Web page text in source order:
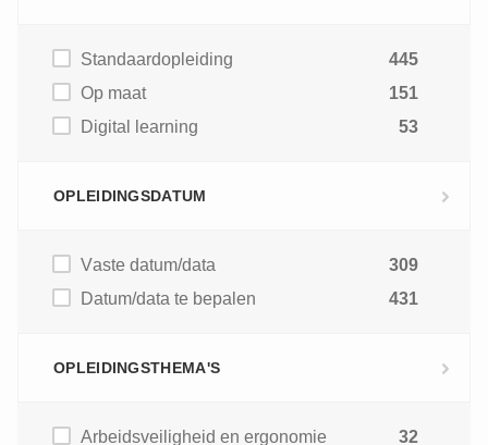
Standaardopleiding
445
Op maat
151
Digital learning
53
OPLEIDINGSDATUM
Vaste datum/data
309
Datum/data te bepalen
431
OPLEIDINGSTHEMA'S
Arbeidsveiligheid en ergonomie
32